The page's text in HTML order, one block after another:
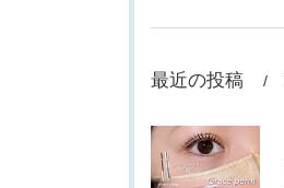
最近の投稿